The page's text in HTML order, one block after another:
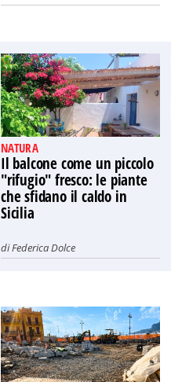
NATURA
Il balcone come un piccolo
"rifugio" fresco: le piante
che sfidano il caldo in
Sicilia
diFederica Dolce